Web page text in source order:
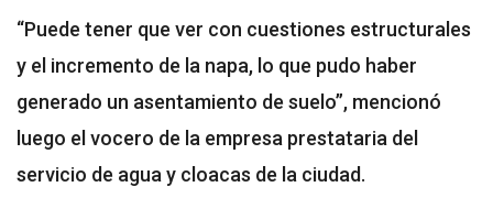
“Puede tener que ver con cuestiones estructurales
y el incremento de la napa, lo que pudo haber
generado un asentamiento de suelo”, mencionó
luego el vocero de la empresa prestataria del
servicio de agua y cloacas de la ciudad.